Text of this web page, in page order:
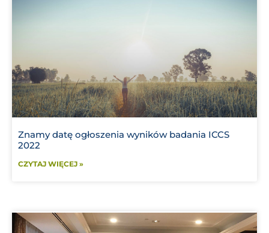
Znamy datę ogłoszenia wyników badania ICCS
2022
CZYTAJ WIĘCEJ »